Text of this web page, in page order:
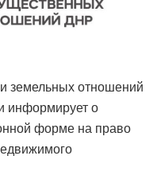
земельных отношений
информирует о
форме на право